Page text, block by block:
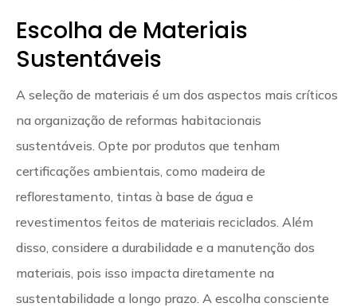
Escolha de Materiais
Sustentáveis
A seleção de materiais é um dos aspectos mais críticos
na organização de reformas habitacionais
sustentáveis. Opte por produtos que tenham
certificações ambientais, como madeira de
reflorestamento, tintas à base de água e
revestimentos feitos de materiais reciclados. Além
disso, considere a durabilidade e a manutenção dos
materiais, pois isso impacta diretamente na
sustentabilidade a longo prazo. A escolha consciente